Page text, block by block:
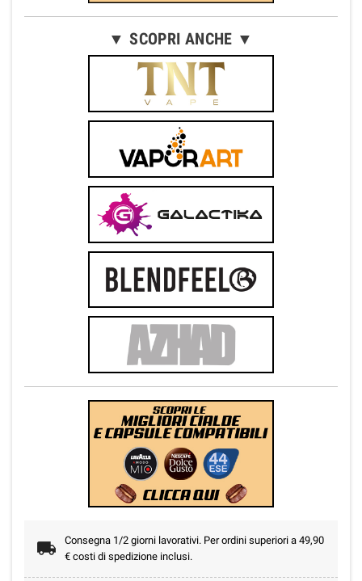
▼ SCOPRI ANCHE ▼
Consegna 1/2 giorni lavorativi. Per ordini superiori a 49,90
€ costi di spedizione inclusi.